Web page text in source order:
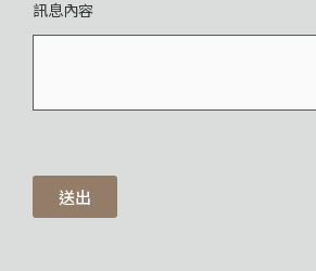
訊息內容
送出